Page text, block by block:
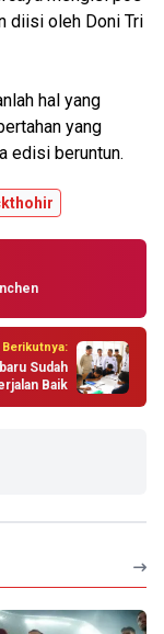
diisi oleh Doni Tri
hal yang
yang
edisi beruntun.
Sudah
Baik